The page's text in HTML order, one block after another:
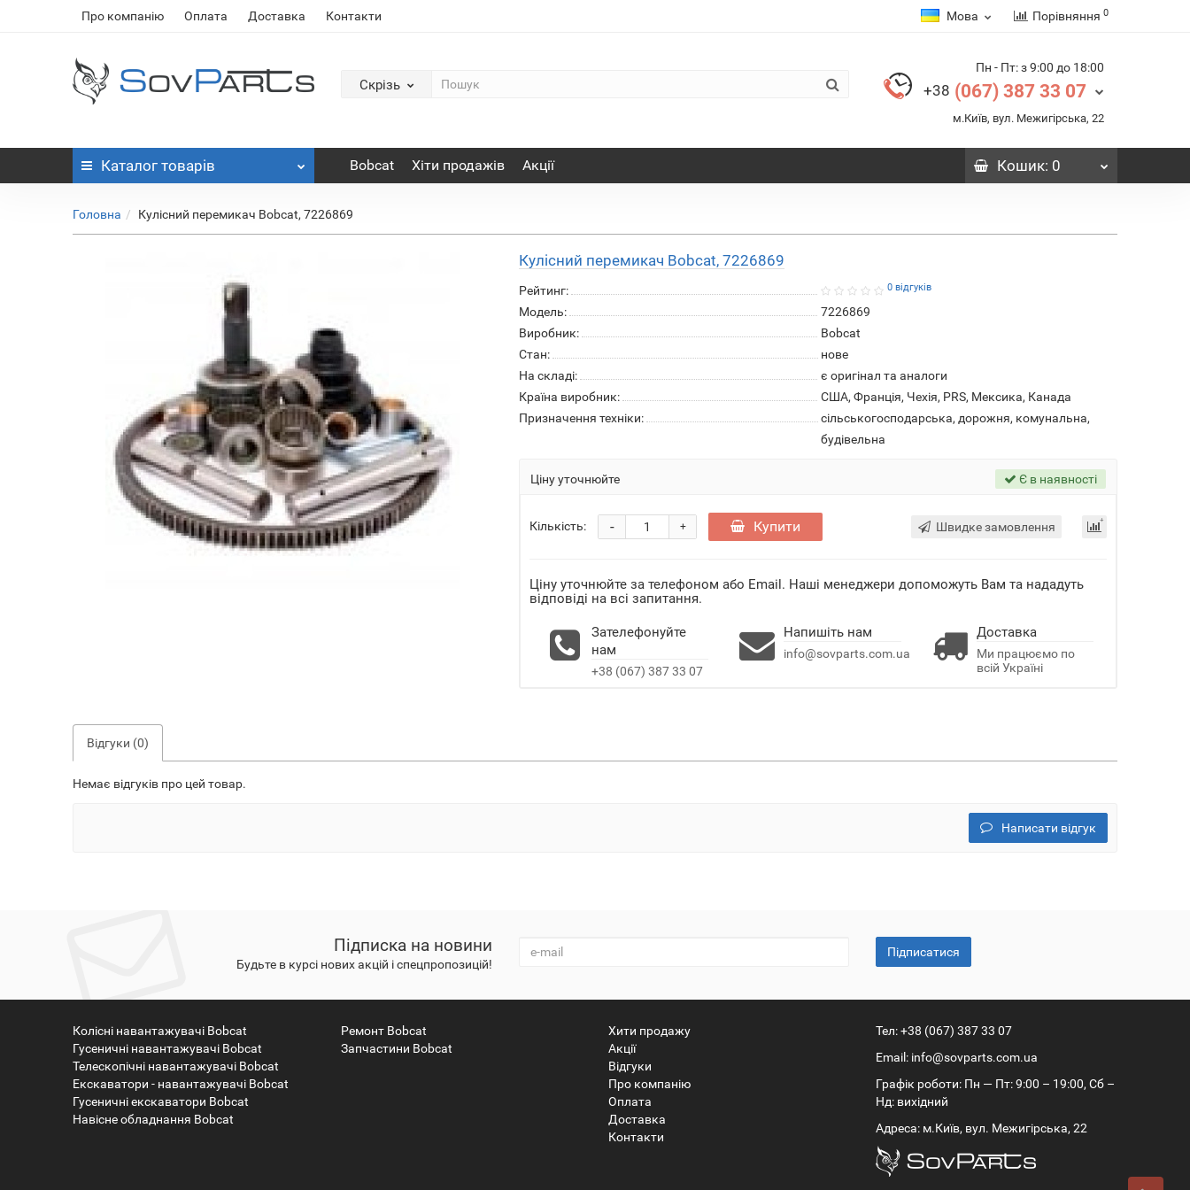
Про компанію Оплата Доставка Контакти Мова Порівняння 0
Скрізь
Пн - Пт: з 9:00 до 18:00
+38 (067) 387 33 07
м.Київ, вул. Межигірська, 22
Каталог товарів Bobcat Хіти продажів Акції Кошик: 0
Головна Кулісний перемикач Bobcat, 7226869
Кулісний перемикач Bobcat, 7226869
Рейтинг: 0 відгуків
Модель:
7226869
Виробник:
Bobcat
Стан:
нове
На складі:
є оригінал та аналоги
Країна виробник:
США, Франція, Чехія, PRS, Мексика, Канада
Призначення техніки:
сільськогосподарська, дорожня, комунальна,
будівельна
Ціну уточнюйте Є в наявності
Кількість: +
- Купити Швидке замовлення
Ціну уточнюйте за телефоном або Email. Наші менеджери допоможуть Вам та нададуть
відповіді на всі запитання.
Зателефонуйте
нам
+38 (067) 387 33 07
Напишіть нам
info@sovparts.com.ua
Доставка
Ми працюємо по
всій Україні
Відгуки (0)
Немає відгуків про цей товар.
Написати відгук
Підписка на новини
Будьте в курсі нових акцій і спецпропозицій!
Підписатися
Колісні навантажувачі Bobcat
Гусеничні навантажувачі Bobcat
Телескопічні навантажувачі Bobcat
Екскаватори - навантажувачі Bobcat
Гусеничні екскаватори Bobcat
Навісне обладнання Bobcat
Ремонт Bobcat
Запчастини Bobcat
Хити продажу
Акції
Відгуки
Про компанію
Оплата
Доставка
Контакти
Тел:+38 (067) 387 33 07
Email: info@sovparts.com.ua
Графік роботи: Пн — Пт: 9:00 – 19:00, Сб –
Нд: вихідний
Адреса: м.Київ, вул. Межигірська, 22